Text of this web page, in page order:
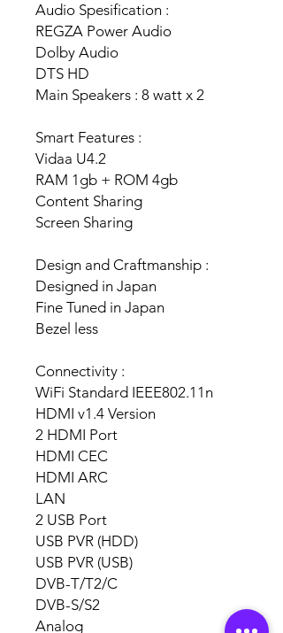
Audio Spesification :
REGZA Power Audio
Dolby Audio
DTS HD
Main Speakers : 8 watt x 2
Smart Features :
Vidaa U4.2
RAM 1gb + ROM 4gb
Content Sharing
Screen Sharing
Design and Craftmanship :
Designed in Japan
Fine Tuned in Japan
Bezel less
Connectivity :
WiFi Standard IEEE802.11n
HDMI v1.4 Version
2 HDMI Port
HDMI CEC
HDMI ARC
LAN
2 USB Port
USB PVR (HDD)
USB PVR (USB)
DVB-T/T2/C
DVB-S/S2
Analog